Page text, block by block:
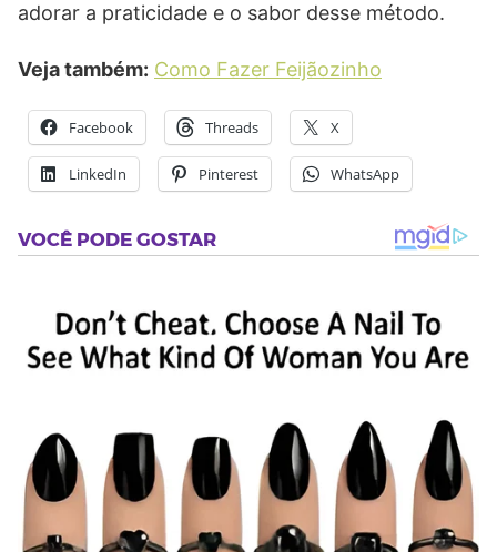
adorar a praticidade e o sabor desse método.
Veja também: Como Fazer Feijãozinho
Facebook Threads X
LinkedIn Pinterest WhatsApp